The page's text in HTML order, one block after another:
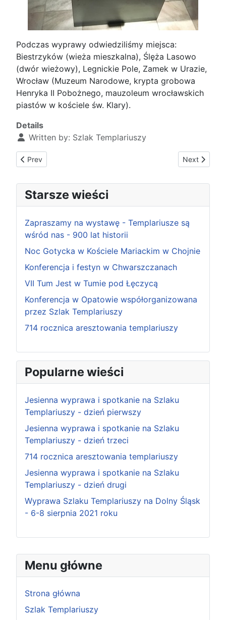
Menu główne
Strona główna
Szlak Templariuszy
Podczas wyprawy odwiedziliśmy miejsca:
Biestrzyków (wieża mieszkalna), Ślęża Lasowo
(dwór wieżowy), Legnickie Pole, Zamek w Urazie,
Wrocław (Muzeum Narodowe, krypta grobowa
Henryka II Pobożnego, mauzoleum wrocławskich
piastów w kościele św. Klary).
Details
Written by: Szlak Templariuszy
Previous article: Udział przedstawicieli Szlaku w III Pikniku
Prev Next article:
Next
Starsze wieści
Zapraszamy na wystawę - Templariusze są
wśród nas - 900 lat historii
Noc Gotycka w Kościele Mariackim w Chojnie
Konferencja i festyn w Chwarszczanach
VII Tum Jest w Tumie pod Łęczycą
Konferencja w Opatowie współorganizowana
przez Szlak Templariuszy
714 rocznica aresztowania templariuszy
Popularne wieści
Jesienna wyprawa i spotkanie na Szlaku
Templariuszy - dzień pierwszy
Jesienna wyprawa i spotkanie na Szlaku
Templariuszy - dzień trzeci
714 rocznica aresztowania templariuszy
Jesienna wyprawa i spotkanie na Szlaku
Templariuszy - dzień drugi
Wyprawa Szlaku Templariuszy na Dolny Śląsk
- 6-8 sierpnia 2021 roku